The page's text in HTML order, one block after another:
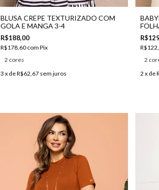
BLUSA CREPE TEXTURIZADO COM
GOLA E MANGA 3-4
R$188,00
R$178,60 com Pix
2 cores
3 x deR$62,67 sem juros
2
2 x de